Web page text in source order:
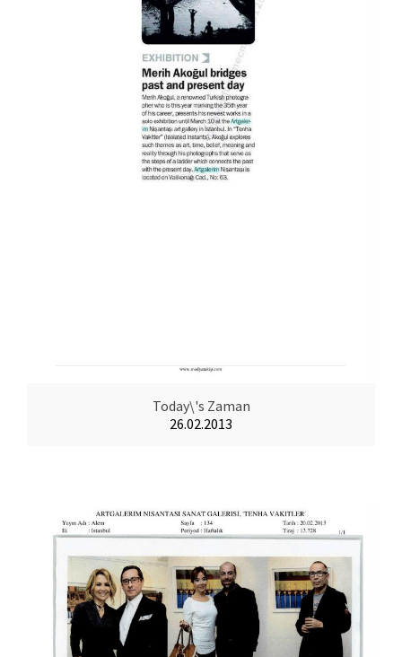
Today\'s Zaman
26.02.2013